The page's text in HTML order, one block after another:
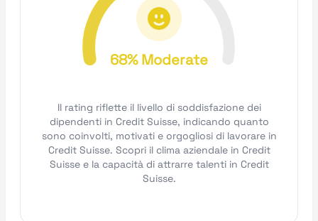
68% Moderate
Il rating riflette il livello di soddisfazione dei
dipendenti in Credit Suisse, indicando quanto
sono coinvolti, motivati e orgogliosi di lavorare in
Credit Suisse. Scopri il clima aziendale in Credit
Suisse e la capacità di attrarre talenti in Credit
Suisse.